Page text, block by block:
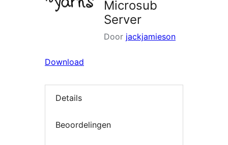
Microsub
Server
Door jackjamieson
Download
Details
Beoordelingen